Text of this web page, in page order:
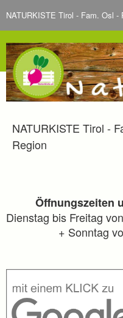
NATURKISTE Tirol - Fam. Osl -
NATURKISTE Tirol -
Region
Öffnungszeiten
Dienstag bis Freitag
+ Sonntag